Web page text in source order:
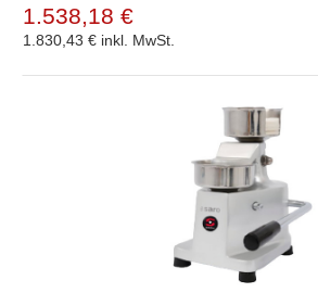
1.538,18 €
1.830,43 € inkl. MwSt.